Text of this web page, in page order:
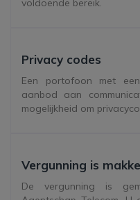
voldoende bereik.
Privacy codes
Een portofoon met
aanbod aan
mogelijkheid om
Vergunning is
De vergunning is